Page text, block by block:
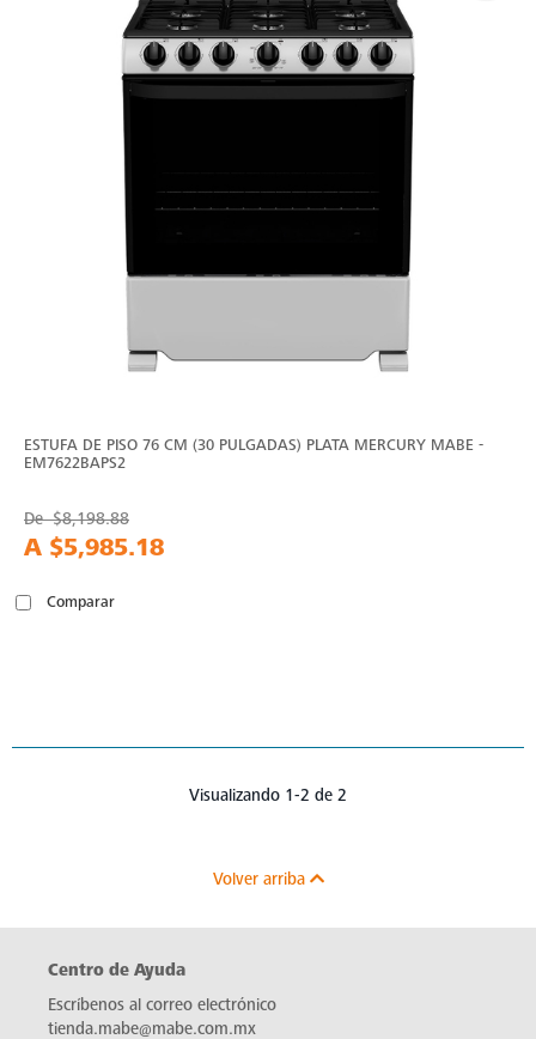
ESTUFA DE PISO 76 CM (30 PULGADAS) PLATA MERCURY MABE -
EM7622BAPS2
De$8,198.88
A $5,985.18
Comparar
Visualizando 1-2 de 2
Volver arriba
Centro de Ayuda
Escríbenos al correo electrónico
tienda.mabe@mabe.com.mx